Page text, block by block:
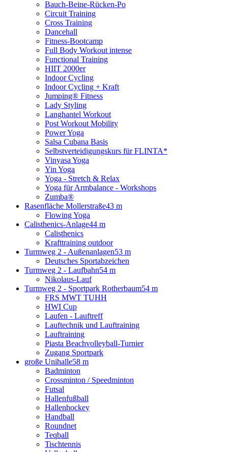
Bauch-Beine-Rücken-Po
Circuit Training
Cross Training
Dancehall
Fitness-Bootcamp
Full Body Workout intense
Functional Training
HIIT 2000er
Indoor Cycling
Indoor Cycling + Kraft
Jumping® Fitness
Lady Styling
Langhantel Workout
Post Workout Mobility
Power Yoga
Salsa Cubana Basis
Selbstverteidigungskurs für FLINTA*
Vinyasa Yoga
Yin Yoga
Yoga - Stretch & Relax
Yoga für Armbalance - Workshops
Zumba®
Rasenfläche Mollerstraße43 m
Flowing Yoga
Calisthenics-Anlage44 m
Calisthenics
Krafttraining outdoor
Turmweg 2 - Außenanlagen53 m
Deutsches Sportabzeichen
Turmweg 2 - Laufbahn54 m
Nikolaus-Lauf
Turmweg 2 - Sportpark Rotherbaum54 m
FRS MWT TUHH
HWI Cup
Laufen - Lauftreff
Lauftechnik und Lauftraining
Lauftraining
Piasta Beachvolleyball-Turnier
Zugang Sportpark
große Unihalle58 m
Badminton
Crossminton / Speedminton
Futsal
Hallenfußball
Hallenhockey
Handball
Roundnet
Teqball
Tischtennis